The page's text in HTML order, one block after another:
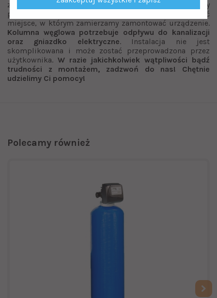
zazwyczaj w miejscu wejścia wody do budynku. Należy
pamiętać, aby przed zakupem kolumny przygotować
miejsce, w którym zamierzamy zamontować urządzenie.
Kolumna węglowa potrzebuje odpływu do kanalizacji
oraz gniazdko elektryczne. Instalacja nie jest
skomplikowana i może zostać przeprowadzona przez
użytkownika. W razie jakichkolwiek wątpliwości bądź
trudności z montażem, zadzwoń do nas! Chętnie
udzielimy Ci pomocy!
Polecamy również